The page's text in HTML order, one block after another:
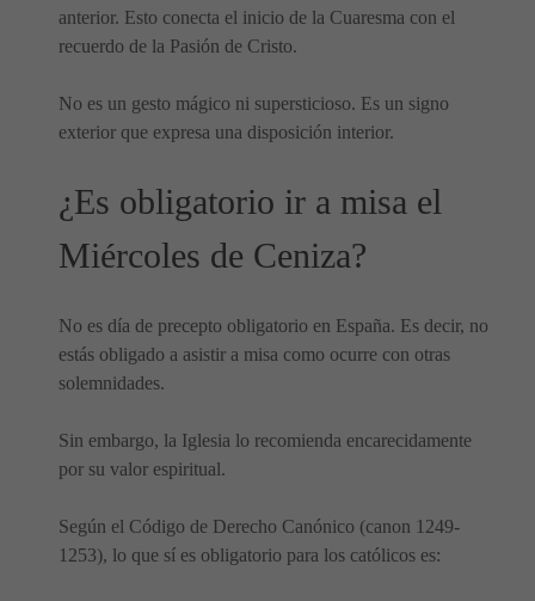
anterior. Esto conecta el inicio de la Cuaresma con el
recuerdo de la Pasión de Cristo.
No es un gesto mágico ni supersticioso. Es un signo
exterior que expresa una disposición interior.
¿Es obligatorio ir a misa el
Miércoles de Ceniza?
No es día de precepto obligatorio en España. Es decir, no
estás obligado a asistir a misa como ocurre con otras
solemnidades.
Sin embargo, la Iglesia lo recomienda encarecidamente
por su valor espiritual.
Según el Código de Derecho Canónico (canon 1249-
1253), lo que sí es obligatorio para los católicos es: